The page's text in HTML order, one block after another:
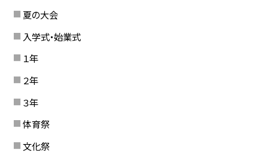
夏の大会
入学式・始業式
１年
２年
３年
体育祭
文化祭